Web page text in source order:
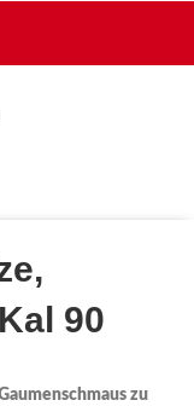
90
zu